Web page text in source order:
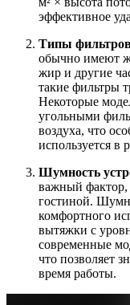
эффективное
Типы
обычно имеют
жир и другие
такие фильтры
Некоторые
угольными
воздуха, что
используется в
Шумность
важный фактор,
гостиной.
комфортного
вытяжки с
современные
что позволяет
время работы.